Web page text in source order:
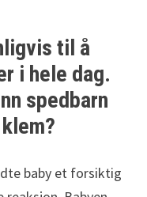
til å
i hele dag.
spedbarn
baby et forsiktig